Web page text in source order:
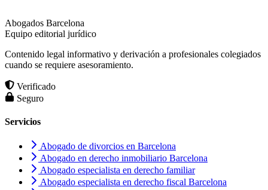
Abogados Barcelona
Equipo editorial jurídico
Contenido legal informativo y derivación a profesionales colegiados
cuando se requiere asesoramiento.
Verificado
Seguro
Servicios
Abogado de divorcios en Barcelona
Abogado en derecho inmobiliario Barcelona
Abogado especialista en derecho familiar
Abogado especialista en derecho fiscal Barcelona